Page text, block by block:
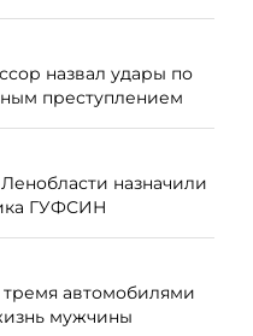
назвал удары по
преступлением
назначили
ГУФСИН
автомобилями
мужчины